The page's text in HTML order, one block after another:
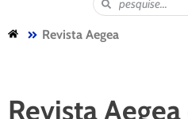
Revista Aegea
Revista